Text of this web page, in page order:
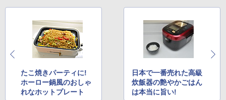
たこ焼きパーティに!
ホーロー鍋風のおしゃ
れなホットプレート
日本で一番売れた高級
炊飯器の艶やかごはん
は本当に旨い!